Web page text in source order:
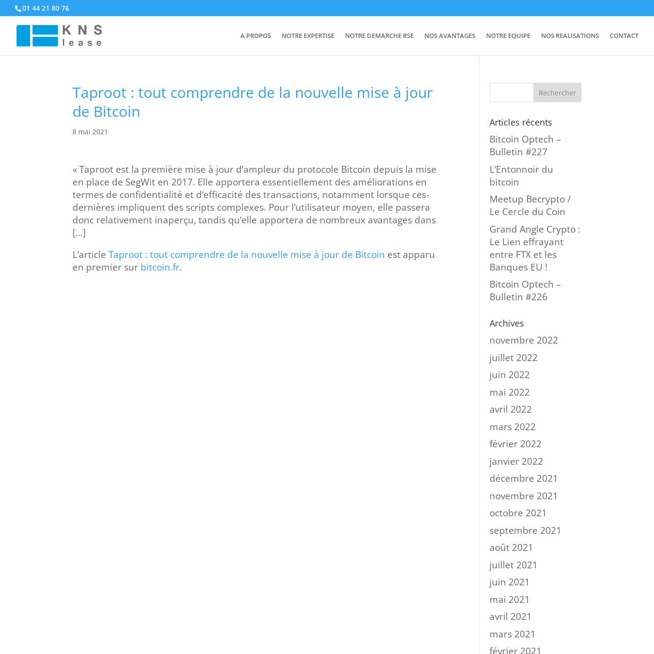
01 44 21 80 76
A PROPOS NOTRE EXPERTISE NOTRE DEMARCHE RSE NOS AVANTAGES NOTRE EQUIPE NOS REALISATIONS CONTACT
Taproot : tout comprendre de la nouvelle mise à jour
de Bitcoin
8 mai 2021
« Taproot est la première mise à jour d’ampleur du protocole Bitcoin depuis la mise
en place de SegWit en 2017. Elle apportera essentiellement des améliorations en
termes de confidentialité et d’efficacité des transactions, notamment lorsque ces-
dernières impliquent des scripts complexes. Pour l’utilisateur moyen, elle passera
donc relativement inaperçu, tandis qu’elle apportera de nombreux avantages dans
[…]
L’articleTaproot : tout comprendre de la nouvelle mise à jour de Bitcoin est apparu
en premier sur bitcoin.fr.
Articles récents
Bitcoin Optech –
Bulletin #227
L’Entonnoir du
bitcoin
Meetup Becrypto /
Le Cercle du Coin
Grand Angle Crypto :
Le Lien effrayant
entre FTX et les
Banques EU !
Bitcoin Optech –
Bulletin #226
Archives
novembre 2022
juillet 2022
juin 2022
mai 2022
avril 2022
mars 2022
février 2022
janvier 2022
décembre 2021
novembre 2021
octobre 2021
septembre 2021
août 2021
juillet 2021
juin 2021
mai 2021
avril 2021
mars 2021
février 2021